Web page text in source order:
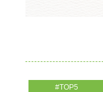
#TOP5